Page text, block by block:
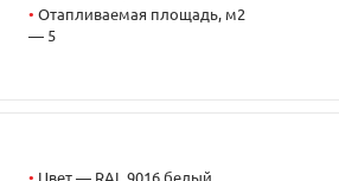
• Отапливаемая площадь, м2
— 5
• Цвет — RAL 9016 белый